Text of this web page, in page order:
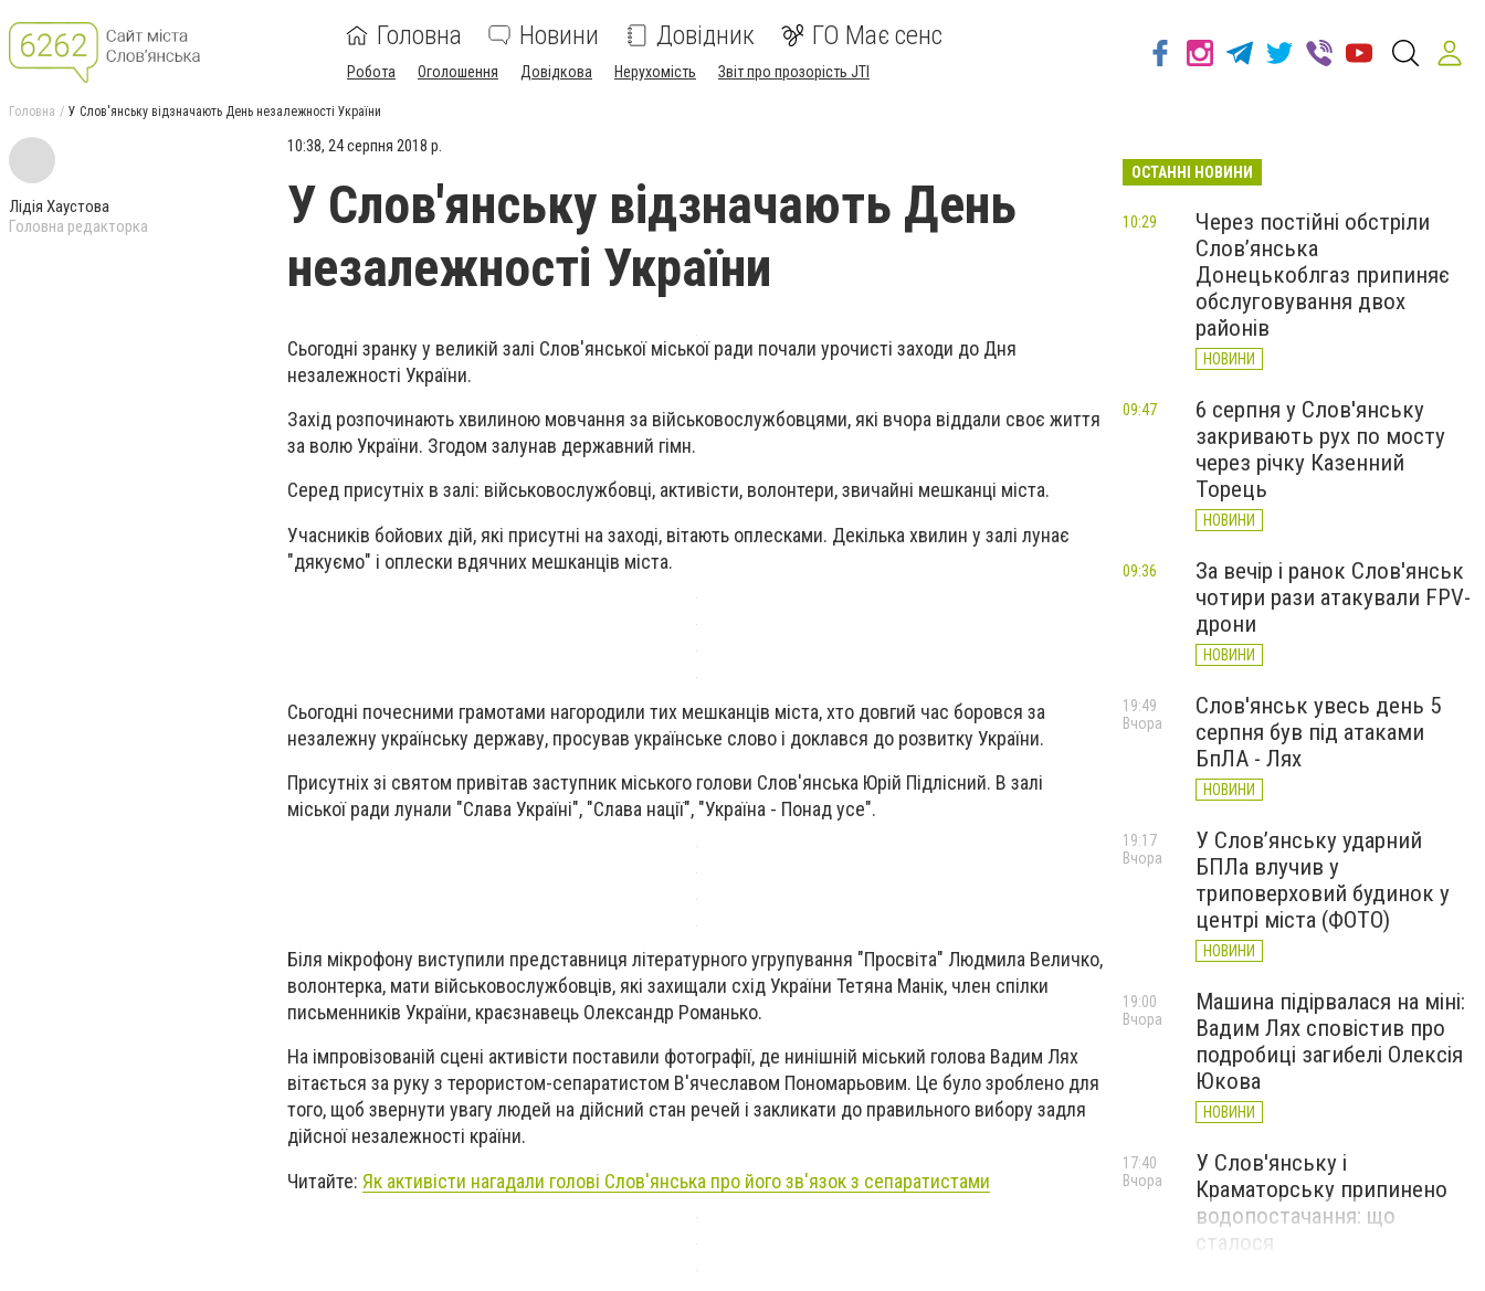
Головна Новини Довідник ГО Має сенс
Робота Оголошення Довідкова Нерухомість Звіт про прозорість JTI
Головна У Слов'янську відзначають День незалежності України
Лідія Хаустова
Головна редакторка
10:38, 24 серпня 2018 р.
У Слов'янську відзначають День
незалежності України
Сьогодні зранку у великій залі Слов'янської міської ради почали урочисті заходи до Дня
незалежності України.
Захід розпочинають хвилиною мовчання за військовослужбовцями, які вчора віддали своє життя
за волю України. Згодом залунав державний гімн.
Серед присутніх в залі: військовослужбовці, активісти, волонтери, звичайні мешканці міста.
Учасників бойових дій, які присутні на заході, вітають оплесками. Декілька хвилин у залі лунає
"дякуємо" і оплески вдячних мешканців міста.
Сьогодні почесними грамотами нагородили тих мешканців міста, хто довгий час боровся за
незалежну українську державу, просував українське слово і доклався до розвитку України.
Присутніх зі святом привітав заступник міського голови Слов'янська Юрій Підлісний. В залі
міської ради лунали "Слава Україні", "Слава нації", "Україна - Понад усе".
Біля мікрофону виступили представниця літературного угрупування "Просвіта" Людмила Величко,
волонтерка, мати військовослужбовців, які захищали схід України Тетяна Манік, член спілки
письменників України, краєзнавець Олександр Романько.
На імпровізованій сцені активісти поставили фотографії, де нинішній міський голова Вадим Лях
вітається за руку з терористом-сепаратистом В'ячеславом Пономарьовим. Це було зроблено для
того, щоб звернути увагу людей на дійсний стан речей і закликати до правильного вибору задля
дійсної незалежності країни.
Читайте: Як активісти нагадали голові Слов'янська про його зв'язок з сепаратистами
ОСТАННІ НОВИНИ
Через постійні обстріли
Слов’янська
Донецькоблгаз припиняє
обслуговування двох
районів
НОВИНИ
10:29
6 серпня у Слов'янську
закривають рух по мосту
через річку Казенний
Торець
НОВИНИ
09:47
За вечір і ранок Слов'янськ
чотири рази атакували FPV-
дрони
НОВИНИ
09:36
Слов'янськ увесь день 5
серпня був під атаками
БпЛА - Лях
НОВИНИ
19:49
Вчора
У Слов’янську ударний
БПЛа влучив у
триповерховий будинок у
центрі міста (ФОТО)
НОВИНИ
19:17
Вчора
Машина підірвалася на міні:
Вадим Лях сповістив про
подробиці загибелі Олексія
Юкова
НОВИНИ
19:00
Вчора
У Слов'янську і
Краматорську припинено
водопостачання: що
сталося
17:40
Вчора